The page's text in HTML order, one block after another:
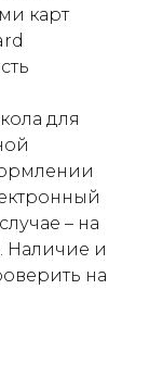
карт
для
– на
Наличие и
на